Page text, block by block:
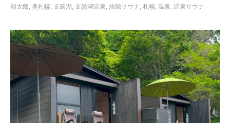
初太郎, 奥札幌, 支笏湖, 支笏湖温泉, 旅館サウナ, 札幌, 温泉, 温泉サウナ